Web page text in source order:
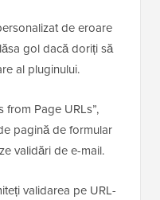
de eroare
gol dacă doriți să
al pluginului.
from Page URLs”,
pagină de formular
validări de e-mail.
validarea pe URL-